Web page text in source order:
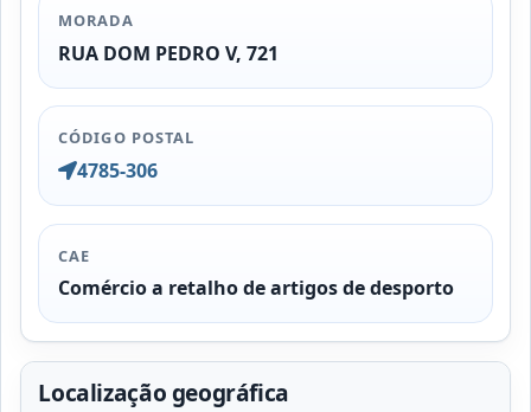
MORADA
RUA DOM PEDRO V, 721
CÓDIGO POSTAL
4785-306
CAE
Comércio a retalho de artigos de desporto
Localização geográfica